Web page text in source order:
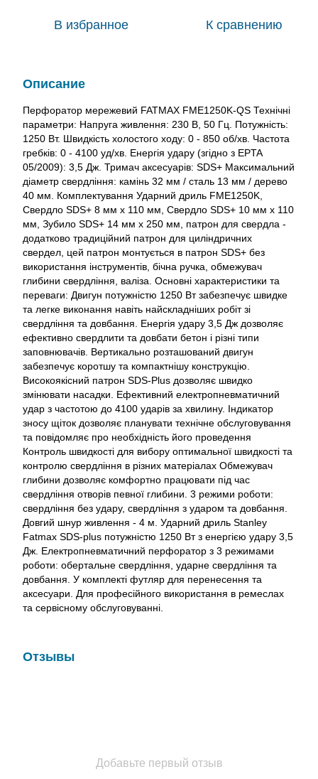
В избранное К сравнению
Описание
Перфоратор мережевий FATMAX FME1250K-QS Технічні
параметри: Напруга живлення: 230 В, 50 Гц. Потужність:
1250 Вт. Швидкість холостого ходу: 0 - 850 об/хв. Частота
гребків: 0 - 4100 уд/хв. Енергія удару (згідно з EPTA
05/2009): 3,5 Дж. Тримач аксесуарів: SDS+ Максимальний
діаметр свердління: камінь 32 мм / сталь 13 мм / дерево
40 мм. Комплектування Ударний дриль FME1250K,
Свердло SDS+ 8 мм x 110 мм, Свердло SDS+ 10 мм x 110
мм, Зубило SDS+ 14 мм x 250 мм, патрон для свердла -
додатково традиційний патрон для циліндричних
свердел, цей патрон монтується в патрон SDS+ без
використання інструментів, бічна ручка, обмежувач
глибини свердління, валіза. Основні характеристики та
переваги: Двигун потужністю 1250 Вт забезпечує швидке
та легке виконання навіть найскладніших робіт зі
свердління та довбання. Енергія удару 3,5 Дж дозволяє
ефективно свердлити та довбати бетон і різні типи
заповнювачів. Вертикально розташований двигун
забезпечує коротшу та компактнішу конструкцію.
Високоякісний патрон SDS-Plus дозволяє швидко
змінювати насадки. Ефективний електропневматичний
удар з частотою до 4100 ударів за хвилину. Індикатор
зносу щіток дозволяє планувати технічне обслуговування
та повідомляє про необхідність його проведення
Контроль швидкості для вибору оптимальної швидкості та
контролю свердління в різних матеріалах Обмежувач
глибини дозволяє комфортно працювати під час
свердління отворів певної глибини. 3 режими роботи:
свердління без удару, свердління з ударом та довбання.
Довгий шнур живлення - 4 м. Ударний дриль Stanley
Fatmax SDS-plus потужністю 1250 Вт з енергією удару 3,5
Дж. Електропневматичний перфоратор з 3 режимами
роботи: обертальне свердління, ударне свердління та
довбання. У комплекті футляр для перенесення та
аксесуари. Для професійного використання в ремеслах
та сервісному обслуговуванні.
Отзывы
Добавьте первый отзыв